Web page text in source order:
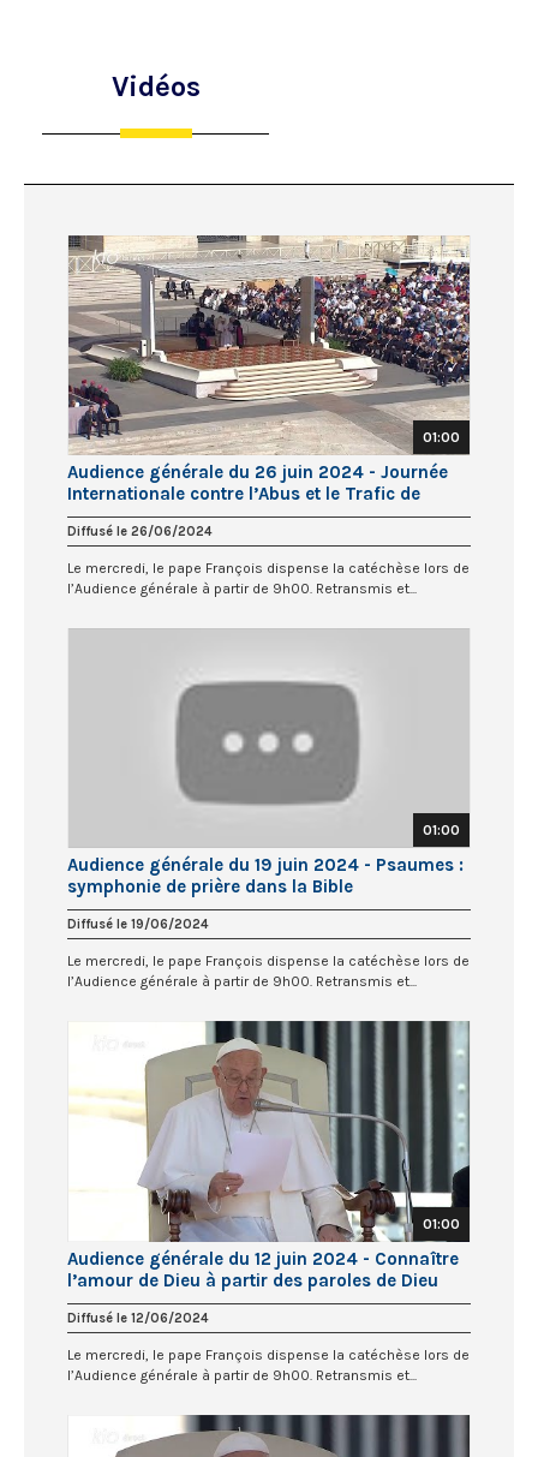
Vidéos
01:00
Audience générale du 26 juin 2024 - Journée
Internationale contre l’Abus et le Trafic de
Drogues
Diffusé le 26/06/2024
Le mercredi, le pape François dispense la catéchèse lors de
l’Audience générale à partir de 9h00. Retransmis et...
01:00
Audience générale du 19 juin 2024 - Psaumes :
symphonie de prière dans la Bible
Diffusé le 19/06/2024
Le mercredi, le pape François dispense la catéchèse lors de
l’Audience générale à partir de 9h00. Retransmis et...
01:00
Audience générale du 12 juin 2024 - Connaître
l’amour de Dieu à partir des paroles de Dieu
Diffusé le 12/06/2024
Le mercredi, le pape François dispense la catéchèse lors de
l’Audience générale à partir de 9h00. Retransmis et...